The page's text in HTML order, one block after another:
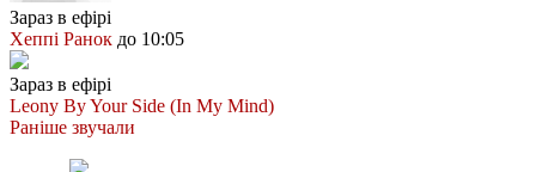
Зараз в ефірі
Хеппі Ранок до 10:05
Зараз в ефірі
Leony By Your Side (In My Mind)
Раніше звучали